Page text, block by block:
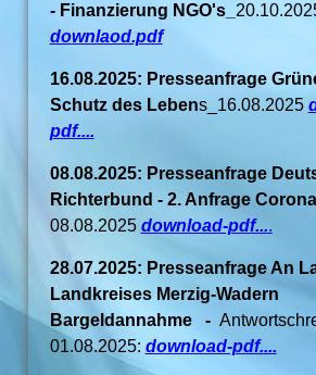
- Finanzierung NGO's_
downlaod.pdf
16.08.2025: Presseanfrage
Schutz des Lebens_16.08.2025
pdf....
08.08.2025: Presseanfrage
Richterbund - 2. Anfrage
08.08.2025 download-pdf....
28.07.2025: Presseanfrage An
Landkreises Merzig-Wadern
Bargeldannahme -
01.08.2025: download-pdf....